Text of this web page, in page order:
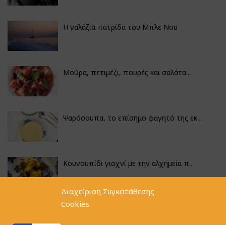
Διαχείριση Συγκατάθεσης
Cookies
Η γαλάζια πατρίδα του Μπλε Νου
Μούρα, πετιμέζι, πουρές και σαλάτα...
Ψαρόσουπα, το επίσημο φαγητό της εκ...
Κουνουπίδι γιαχνί με την αλχημεία π...
Φακές με κοφτό μακαρονάκι και ξιδάτ...